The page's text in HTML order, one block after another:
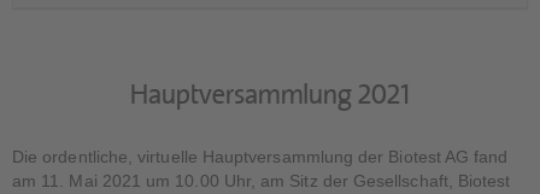
Hauptversammlung 2021
Die ordentliche, virtuelle Hauptversammlung der Biotest AG fand
am 11. Mai 2021 um 10.00 Uhr, am Sitz der Gesellschaft, Biotest